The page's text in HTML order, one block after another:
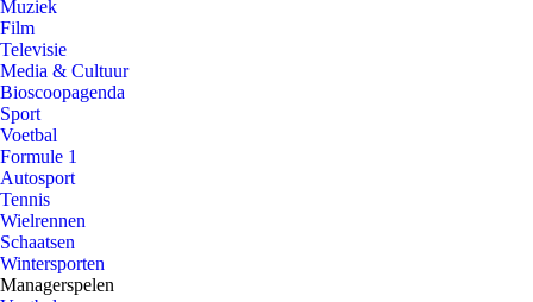
Muziek
Film
Televisie
Media & Cultuur
Bioscoopagenda
Sport
Voetbal
Formule 1
Autosport
Tennis
Wielrennen
Schaatsen
Wintersporten
Managerspelen